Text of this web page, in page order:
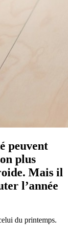
peuvent
plus
Mais il
l’année
du printemps.